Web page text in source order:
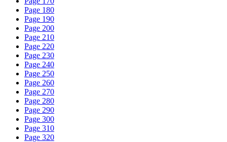
Page 180
Page 190
Page 200
Page 210
Page 220
Page 230
Page 240
Page 250
Page 260
Page 270
Page 280
Page 290
Page 300
Page 310
Page 320